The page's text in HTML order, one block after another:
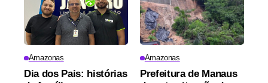
Amazonas
Dia dos Pais: histórias
Amazonas
Prefeitura de Manaus